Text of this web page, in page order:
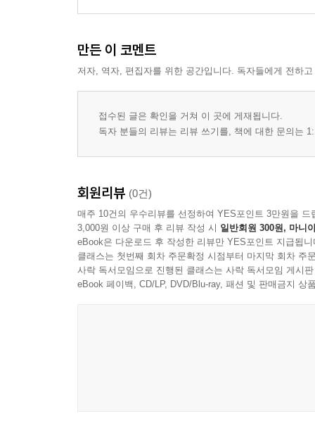
누락 데이터와 오류 데이터 처리
3차원 지도 구축을 위한 전처리 기준
4장 3차원 지형과 객체의 생성 원리
건물 형상 생성 절차
도로와 기반시설의 입체 표현
텍스처 적용 구조와 관리 방식
객체 간 배치와 중첩 처리 기준
5장 좌표 변환과 공간 참조 체계
만든 이 코멘트
저자, 역자, 편집자를 위한 공간입니다. 독자들에게 전하
접수된 글은 확인을 거쳐 이 곳에 게재됩니다.
독자 분들의 리뷰는 리뷰 쓰기를, 책에 대한 문의는
회원리뷰 (0건)
매주 10건의 우수리뷰를 선정하여 YES포인트 3만원을 드
3,000원 이상 구매 후 리뷰 작성 시 일반회원 300원, 마니
eBook은 다운로드 후 작성한 리뷰만 YES포인트 지급됩니
클래스는 첫번째 회차 주문확정 시점부터 마지막 회차 주
사락 독서모임으로 진행된 클래스는 사락 독서모임 게시
eBook 페이백, CD/LP, DVD/Blu-ray, 패션 및 판매금지 상